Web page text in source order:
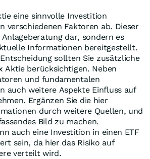
eine sinnvolle Investition
verschiedenen Faktoren ab. Dieser
dar, sondern es
Informationen bereitgestellt.
sollten Sie zusätzliche
Aktie berücksichtigen. Neben
und fundamentalen
auch weitere Aspekte Einfluss auf
Ergänzen Sie die hier
durch weitere Quellen, und
Bild zu machen.
auch eine Investition in einen ETF
sein, da hier das Risiko auf
verteilt wird.